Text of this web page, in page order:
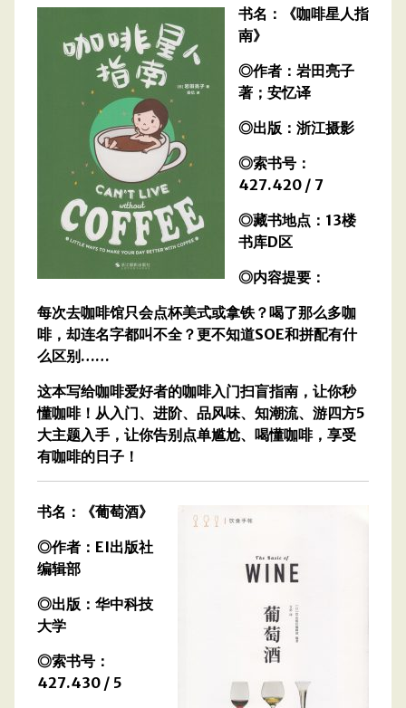
书名：《咖啡星人指
南》
◎作者：岩田亮子
著；安忆译
◎出版：浙江摄影
◎索书号：
427.420 / 7
◎藏书地点：13楼
书库D区
◎内容提要：
每次去咖啡馆只会点杯美式或拿铁？喝了那么多咖
啡，却连名字都叫不全？更不知道SOE和拼配有什
么区别……
这本写给咖啡爱好者的咖啡入门扫盲指南，让你秒
懂咖啡！从入门、进阶、品风味、知潮流、游四方5
大主题入手，让你告别点单尴尬、喝懂咖啡，享受
有咖啡的日子！
书名：《葡萄酒》
◎作者：EI出版社
编辑部
◎出版：华中科技
大学
◎索书号：
427.430 / 5